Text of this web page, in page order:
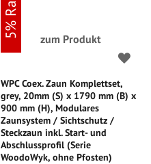
zum Produkt
WPC Coex. Zaun Komplettset,
grey, 20mm (S) x 1790 mm (B) x
900 mm (H), Modulares
Zaunsystem / Sichtschutz /
Steckzaun inkl. Start- und
Abschlussprofil (Serie
WoodoWyk, ohne Pfosten)